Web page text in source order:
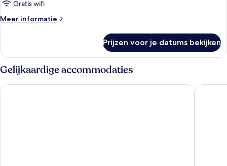
Gratis wifi
Meer informatie
Meer
suite
Prijzen voor je datums bekijken
Gelijkaardige accommodaties
Granbell Hotel Colombo